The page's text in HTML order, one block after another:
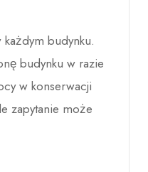
budynku.
budynku w razie
w konserwacji
zapytanie może